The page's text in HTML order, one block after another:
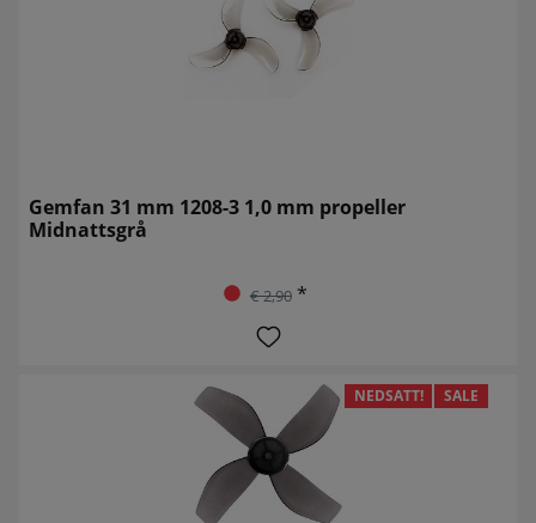
Gemfan 31 mm 1208-3 1,0 mm propeller
Midnattsgrå
€ 2,90*
NEDSATT! SALE